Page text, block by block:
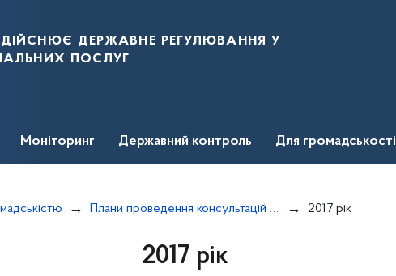
державне регулювання у
послуг
Моніторинг Державний контроль Для громадськості
Плани проведення консультацій з громадськістю 2017 рік
2017 рік